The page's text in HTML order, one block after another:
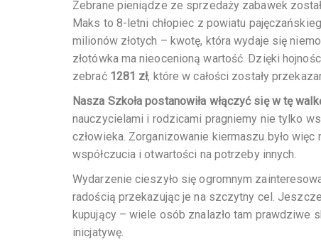
Zebrane pieniądze ze sprzedaży zabawek
Maks to 8-letni chłopiec z powiatu
milionów złotych – kwotę, która wydaje się
złotówka ma nieocenioną wartość. Dzięki
zebrać 1281 zł, które w całości zostały
Nasza Szkoła postanowiła włączyć się w tę
nauczycielami i rodzicami pragniemy nie tylko
człowieka. Zorganizowanie kiermaszu było
współczucia i otwartości na potrzeby innych.
Wydarzenie cieszyło się ogromnym
radością przekazując je na szczytny cel.
kupujący – wiele osób znalazło tam prawdziwe
inicjatywę.